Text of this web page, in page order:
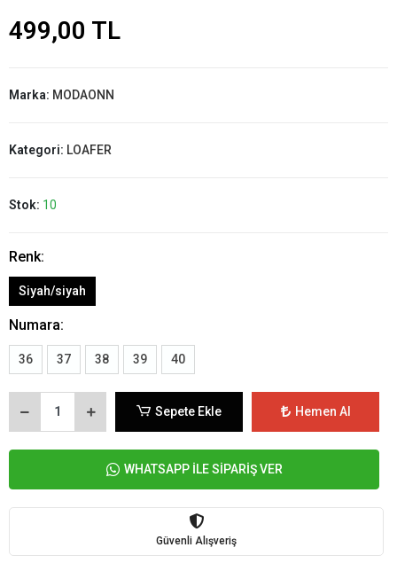
499,00 TL
Marka: MODAONN
Kategori: LOAFER
Stok: 10
Renk:
Siyah/siyah
Numara:
36 37 38 39 40
Sepete Ekle Hemen Al
WHATSAPP İLE SİPARİŞ VER
Güvenli Alışveriş